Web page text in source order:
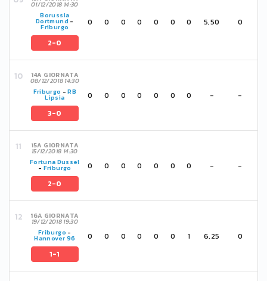
01/12/2018 14:30
Borussia
Dortmund-
Friburgo
2-0
0 0 0 0 0 0 0 5,50 0
14A GIORNATA
08/12/2018 14:30
Friburgo -RB
Lipsia
3-0
0 0 0 0 0 0 0 - -
15A GIORNATA
15/12/2018 14:30
Fortuna Dussel
- Friburgo
2-0
0 0 0 0 0 0 0 - -
16A GIORNATA
19/12/2018 19:30
Friburgo -
Hannover 96
1-1
0 0 0 0 0 0 1 6,25 0